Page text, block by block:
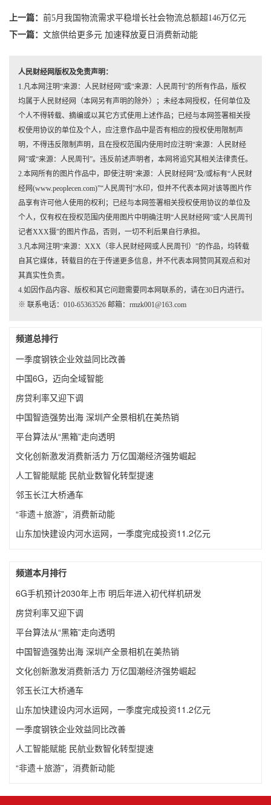
上一篇： 前5月我国物流需求平稳增长社会物流总额超146万亿元
下一篇： 文旅供给更多元 加速释放夏日消费新动能
人民财经网版权及免责声明：
1.凡本网注明“来源：人民财经网”或“来源：人民周刊”的所有作品，版权
均属于人民财经网（本网另有声明的除外）；未经本网授权，任何单位及
个人不得转载、摘编或以其它方式使用上述作品；已经与本网签署相关授
权使用协议的单位及个人，应注意作品中是否有相应的授权使用限制声
明，不得违反限制声明，且在授权范围内使用时应注明“来源：人民财经
网”或“来源：人民周刊”。违反前述声明者，本网将追究其相关法律责任。
2.本网所有的图片作品中，即使注明“来源：人民财经网”及/或标有“人民财
经网(www.peoplecen.com)”“人民周刊”水印，但并不代表本网对该等图片作
品享有许可他人使用的权利；已经与本网签署相关授权使用协议的单位及
个人，仅有权在授权范围内使用图片中明确注明“人民财经网”或“人民周刊
记者XXX摄”的图片作品，否则，一切不利后果自行承担。
3.凡本网注明“来源：XXX（非人民财经网或人民周刊）”的作品，均转载
自其它媒体，转载目的在于传递更多信息，并不代表本网赞同其观点和对
其真实性负责。
4.如因作品内容、版权和其它问题需要同本网联系的，请在30日内进行。
※ 联系电话：010-65363526 邮箱：rmzk001@163.com
频道总排行
一季度钢铁企业效益同比改善
中国6G，迈向全域智能
房贷利率又迎下调
中国智造强势出海 深圳产全景相机在美热销
平台算法从“黑箱”走向透明
文化创新激发消费新活力 万亿国潮经济强势崛起
人工智能赋能 民航业数智化转型提速
邻玉长江大桥通车
“非遗＋旅游”，消费新动能
山东加快建设内河水运网，一季度完成投资11.2亿元
频道本月排行
6G手机预计2030年上市 明后年进入初代样机研发
房贷利率又迎下调
平台算法从“黑箱”走向透明
中国智造强势出海 深圳产全景相机在美热销
文化创新激发消费新活力 万亿国潮经济强势崛起
邻玉长江大桥通车
山东加快建设内河水运网，一季度完成投资11.2亿元
一季度钢铁企业效益同比改善
人工智能赋能 民航业数智化转型提速
“非遗＋旅游”，消费新动能